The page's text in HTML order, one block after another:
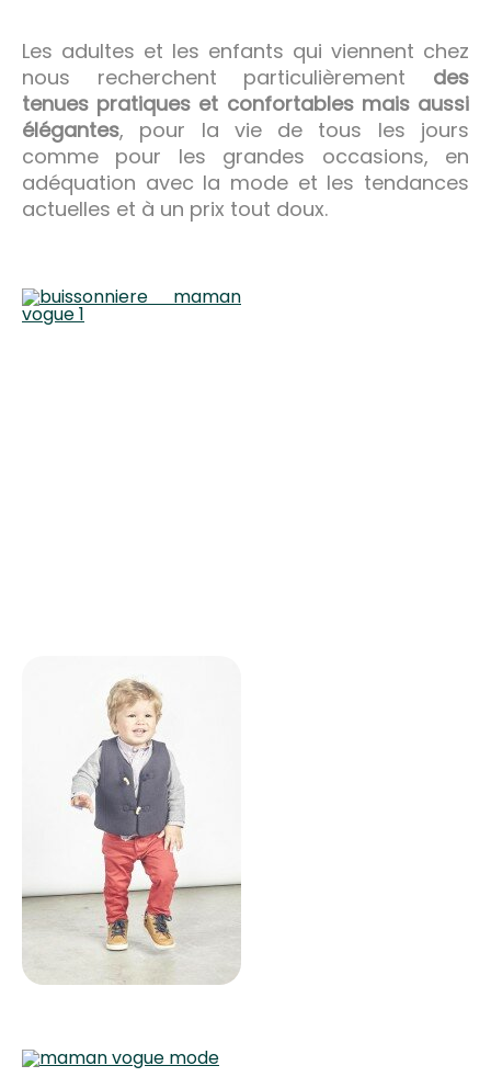
Les adultes et les enfants qui viennent chez
nous recherchent particulièrement des
tenues pratiques et confortables mais aussi
élégantes, pour la vie de tous les jours
comme pour les grandes occasions, en
adéquation avec la mode et les tendances
actuelles et à un prix tout doux.